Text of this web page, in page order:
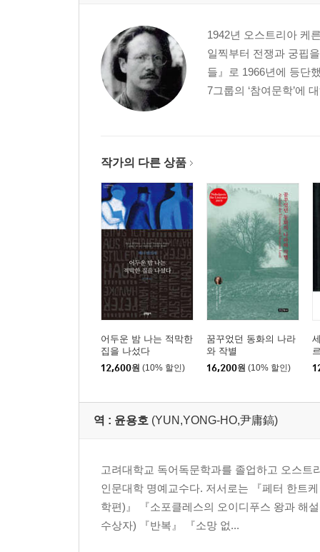
1942년 오스트리아 케
일찍부터 전쟁과 궁핍
들』로 1966년에 등단
7그룹의 ‘참여문학’에
작가의 다른 상품
어두운 밤 나는 적막한
집을 나섰다
12,600원 (10% 할인)
꿈꾸었던 동화의 나라
와 작별
16,200원 (10% 할인)
역 : 윤용호 (YUN,YONG-HO,尹庸鎬)
고려대학교 독어독문학과를 졸업하고 오스
인문대학 명예교수다. 저서로는 『페터 한트
학편)』 『소포클레스의 오이디푸스 왕과 해
수상자) 『반복』 『소망 없...